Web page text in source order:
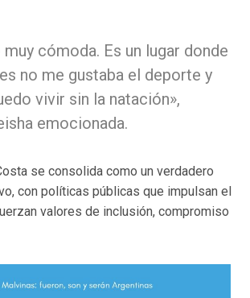
cómoda. Es un lugar donde
no me gustaba el deporte y
vivir sin la natación»,
emocionada.
se consolida como un verdadero
con políticas públicas que impulsan el
valores de inclusión, compromiso